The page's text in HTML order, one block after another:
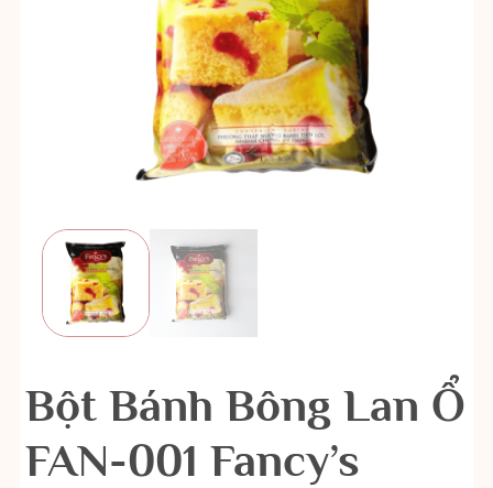
Bột Bánh Bông Lan Ổ
FAN-001 Fancy’s